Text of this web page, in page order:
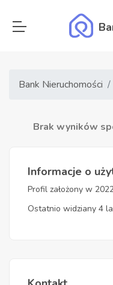
Bank Nieruchomości
Brak wyników
Informacje o
Profil założony w
Ostatnio widziany 4